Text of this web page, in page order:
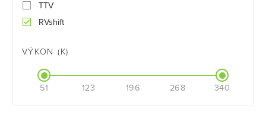
TTV
RVshift
VÝKON (K)
51 123 196 268 340